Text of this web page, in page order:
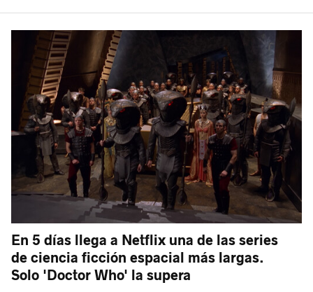
En 5 días llega a Netflix una de las series
de ciencia ficción espacial más largas.
Solo 'Doctor Who' la supera